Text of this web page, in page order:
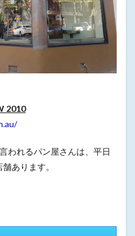
2010
われるパン屋さんは、平日
あります。